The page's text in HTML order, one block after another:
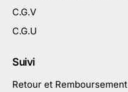
C.G.V
C.G.U
Suivi
Retour et Remboursement